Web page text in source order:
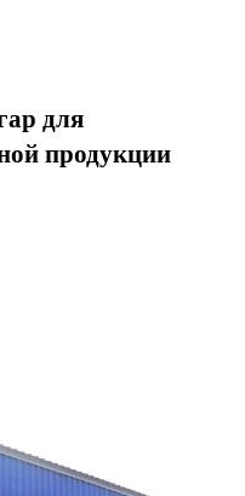
для
продукции